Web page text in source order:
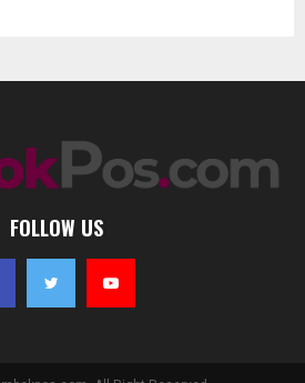
FOLLOW US